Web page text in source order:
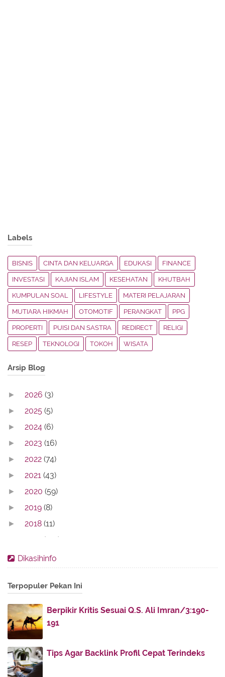
Labels
BISNIS CINTA DAN KELUARGA EDUKASI FINANCE
INVESTASI KAJIAN ISLAM KESEHATAN KHUTBAH
KUMPULAN SOAL LIFESTYLE MATERI PELAJARAN
MUTIARA HIKMAH OTOMOTIF PERANGKAT PPG
PROPERTI PUISI DAN SASTRA REDIRECT RELIGI
RESEP TEKNOLOGI TOKOH WISATA
Arsip Blog
► 2026 (3)
► 2025 (5)
► 2024 (6)
► 2023 (16)
► 2022 (74)
► 2021 (43)
► 2020 (59)
► 2019 (8)
► 2018 (11)
(142)
► August
SIFAT TAWADHU'
Lihatlah ke Bawah, Engkau Akan Dinaikkan
Perihal Keselamatan Agama di Luar Islam
Sabar dalam Beribadah dan Musibah, Mana yang
Lebih...
Dikasihinfo
Terpopuler Pekan Ini
Berpikir Kritis Sesuai Q.S. Ali Imran/3:190-
191
Tips Agar Backlink Profil Cepat Terindeks